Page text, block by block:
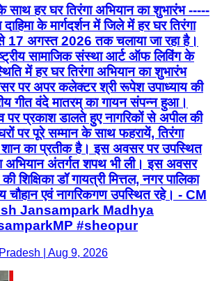
साथ हर घर तिरंगा अभियान का शुभारंभ -----
के मार्गदर्शन में जिले में हर घर तिरंगा
17 अगस्त 2026 तक चलाया जा रहा है।
सामाजिक संस्था आर्ट ऑफ लिविंग के
में हर घर तिरंगा अभियान का शुभारंभ
पर अपर कलेक्टर श्री रूपेश उपाध्याय की
गीत वंदे मातरम् का गायन संपन्न हुआ।
पर प्रकाश डालते हुए नागरिकों से अपील की
पर पूरे सम्मान के साथ फहरायें, तिरंगा
का प्रतीक है। इस अवसर पर उपस्थित
अभियान अंतर्गत शपथ भी ली। इस अवसर
शिक्षिका डॉ गायत्री मित्तल, नगर पालिका
चौहान एवं नागरिकगण उपस्थित रहे। - CM
Jansampark Madhya
#sheopur
| Aug 9, 2026